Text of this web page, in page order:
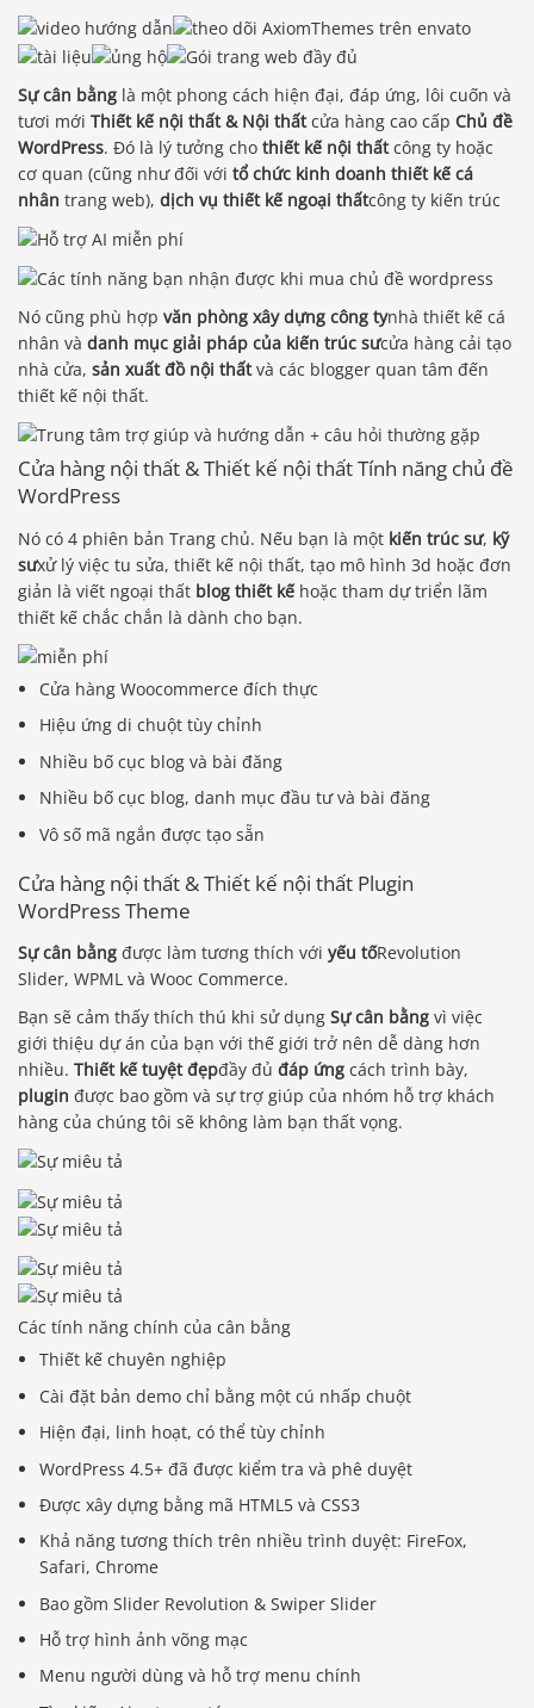
Sự cân bằng là một phong cách hiện đại, đáp ứng, lôi cuốn và
tươi mới Thiết kế nội thất & Nội thấtcửa hàng cao cấp Chủ đề
WordPress. Đó là lý tưởng cho thiết kế nội thấtcông ty hoặc
cơ quan (cũng như đối với tổ chức kinh doanh thiết kế cá
nhân trang web), dịch vụ thiết kế ngoại thấtcông ty kiến ​​trúc
Nó cũng phù hợp văn phòng xây dựng công tynhà thiết kế cá
nhân và danh mục giải pháp của kiến ​​trúc sưcửa hàng cải tạo
nhà cửa, sản xuất đồ nội thấtvà các blogger quan tâm đến
thiết kế nội thất.
Cửa hàng nội thất & Thiết kế nội thất Tính năng chủ đề
WordPress
Nó có 4 phiên bản Trang chủ. Nếu bạn là một kiến trúc sư, kỹ
sưxử lý việc tu sửa, thiết kế nội thất, tạo mô hình 3d hoặc đơn
giản là viết ngoại thất blog thiết kế hoặc tham dự triển lãm
thiết kế chắc chắn là dành cho bạn.
Cửa hàng Woocommerce đích thực
Hiệu ứng di chuột tùy chỉnh
Nhiều bố cục blog và bài đăng
Nhiều bố cục blog, danh mục đầu tư và bài đăng
Vô số mã ngắn được tạo sẵn
Cửa hàng nội thất & Thiết kế nội thất Plugin
WordPress Theme
Sự cân bằng được làm tương thích với yếu tốRevolution
Slider, WPML và Wooc Commerce.
Bạn sẽ cảm thấy thích thú khi sử dụng Sự cân bằng vì việc
giới thiệu dự án của bạn với thế giới trở nên dễ dàng hơn
nhiều. Thiết kế tuyệt đẹpđầy đủ đáp ứng cách trình bày,
plugin được bao gồm và sự trợ giúp của nhóm hỗ trợ khách
hàng của chúng tôi sẽ không làm bạn thất vọng.
Các tính năng chính của cân bằng
Thiết kế chuyên nghiệp
Cài đặt bản demo chỉ bằng một cú nhấp chuột
Hiện đại, linh hoạt, có thể tùy chỉnh
WordPress 4.5+ đã được kiểm tra và phê duyệt
Được xây dựng bằng mã HTML5 và CSS3
Khả năng tương thích trên nhiều trình duyệt: FireFox,
Safari, Chrome
Bao gồm Slider Revolution & Swiper Slider
Hỗ trợ hình ảnh võng mạc
Menu người dùng và hỗ trợ menu chính